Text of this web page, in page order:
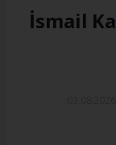
İsmail